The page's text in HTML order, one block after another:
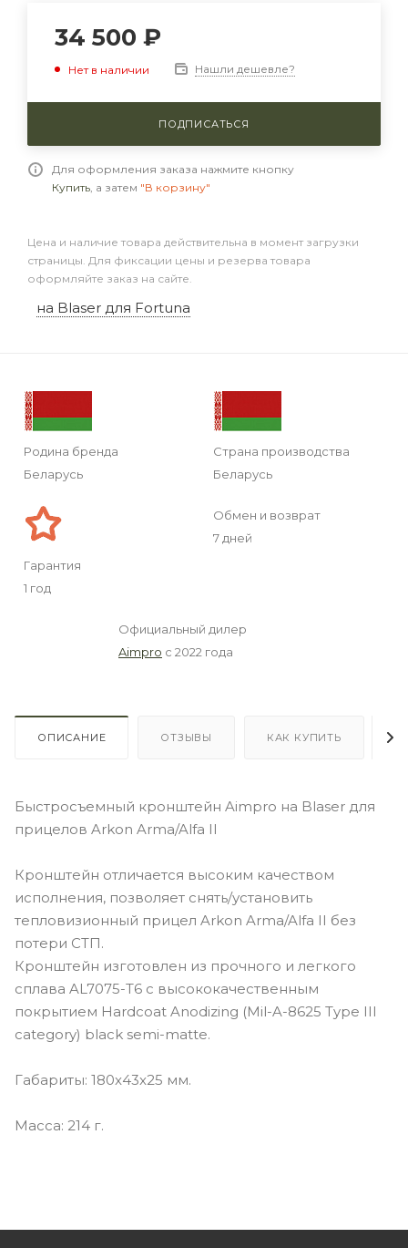
34 500 ₽
Нет в наличии Нашли дешевле?
ПОДПИСАТЬСЯ
Для оформления заказа нажмите кнопку
Купить, а затем "В корзину"
Цена и наличие товара действительна в момент загрузки
страницы. Для фиксации цены и резерва товара
оформляйте заказ на сайте.
на Blaser для Fortuna
Родина бренда
Беларусь
Страна производства
Беларусь
Гарантия
1 год
Обмен и возврат
7 дней
Официальный дилер
Aimpro с 2022 года
ОПИСАНИЕ ОТЗЫВЫ КАК КУПИТЬ
Быстросъемный кронштейн Aimpro на Blaser для
прицелов Arkon Arma/Alfa II
Кронштейн отличается высоким качеством
исполнения, позволяет снять/установить
тепловизионный прицел Arkon Arma/Alfa II без
потери СТП.
Кронштейн изготовлен из прочного и легкого
сплава AL7075-T6 с высококачественным
покрытием Hardcoat Anodizing (Mil-A-8625 Type III
category) black semi-matte.
Габариты: 180x43x25 мм.
Масса: 214 г.